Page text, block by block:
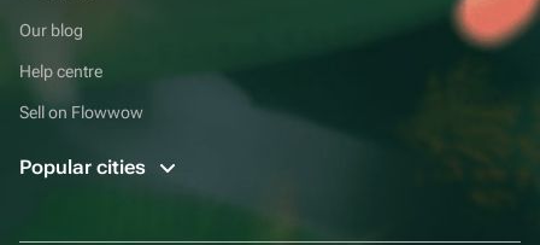
Our blog
Help centre
Sell on Flowwow
Popular cities